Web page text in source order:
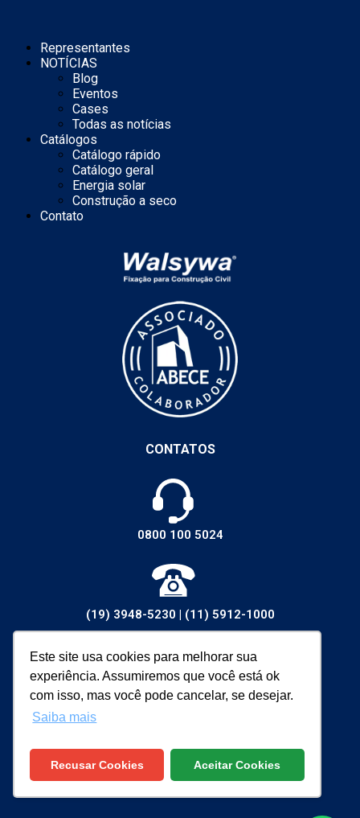
Este site usa cookies para melhorar sua
experiência. Assumiremos que você está ok
com isso, mas você pode cancelar, se desejar.
Saiba mais
Recusar Cookies Aceitar Cookies
Representantes
NOTÍCIAS
Blog
Eventos
Cases
Todas as notícias
Catálogos
Catálogo rápido
Catálogo geral
Energia solar
Construção a seco
Contato
CONTATOS
0800 100 5024
(19) 3948-5230 | (11) 5912-1000
vendas@walsywa.com.br